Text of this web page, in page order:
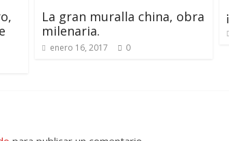
La gran muralla china, obra
milenaria.
enero 16, 2017 0